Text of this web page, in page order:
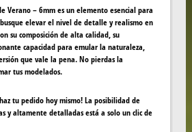
Verano – 6mmes un elemento esencial para
elevar el nivel de detalle y realismo en
su composición de alta calidad, su
capacidad para emular la naturaleza,
que vale la pena. No pierdas la
tus modelados.
tu pedido hoy mismo! La posibilidad de
y altamente detalladas está a solo un clic de